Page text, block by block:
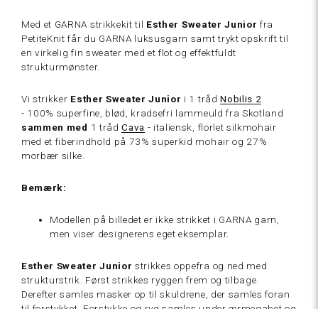
252 Kalk
hvid
211
Med et GARNA strikkekit til Esther Sweater Junior fra
PetiteKnit får du GARNA luksusgarn samt trykt opskrift til
envirkelig fin sweater med et flot og effektfuldt
strukturmønster.
Vi strikker Esther Sweater Junior i 1 trådNobilis 2
- 100% superfine, blød, kradsefri lammeuld fra Skotland
sammen med 1 trådCava - italiensk, florlet silkmohair
med et fiberindhold på 73% superkid mohair og 27%
morbær silke.
Bemærk:
Modellen på billedet er ikke strikket i GARNA garn,
men viser designerens eget eksemplar.
Esther Sweater Junior strikkes oppefra og ned med
strukturstrik. Først strikkes ryggen frem og tilbage.
Derefter samles masker op til skuldrene, der samles foran